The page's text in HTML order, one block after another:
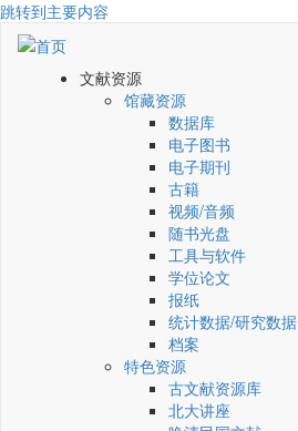
跳转到主要内容
文献资源
馆藏资源
数据库
电子图书
电子期刊
古籍
视频/音频
随书光盘
工具与软件
学位论文
报纸
统计数据/研究数据
档案
特色资源
古文献资源库
北大讲座